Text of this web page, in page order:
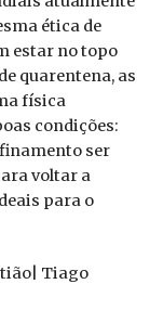
ética de
estar no topo
quarentena, as
física
condições:
ser
voltar a
para o
Tiago